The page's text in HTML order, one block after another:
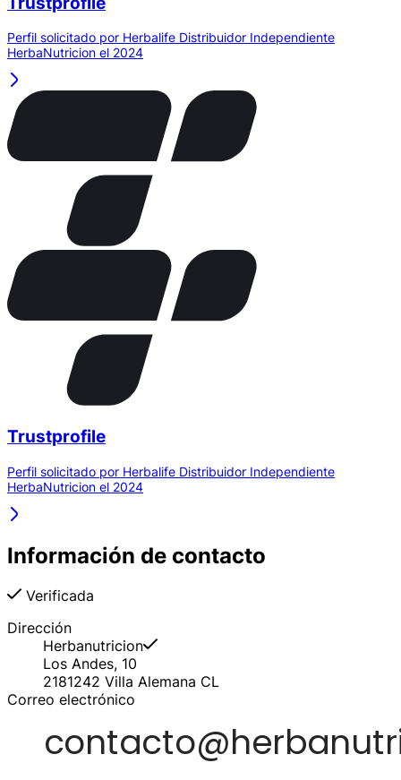
Perfil solicitado por Herbalife Distribuidor Independiente
HerbaNutricion el 2024
Trustprofile
Perfil solicitado por Herbalife Distribuidor Independiente
HerbaNutricion el 2024
Información de contacto
Verificada
Dirección
Herbanutricion
Los Andes, 10
2181242 Villa Alemana CL
Correo electrónico